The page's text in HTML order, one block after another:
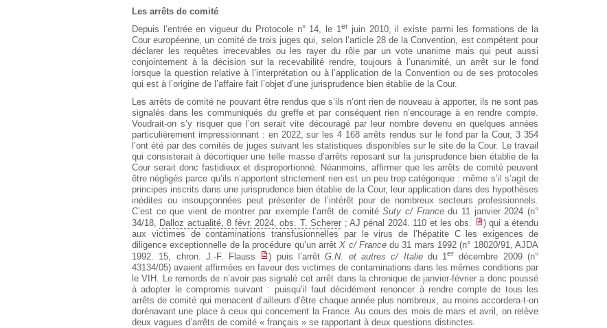
Les arrêts de comité
Depuis l’entrée en vigueur du Protocole n° 14, le 1 er juin 2010, il existe parmi les formations de la
Cour européenne, un comité de trois juges qui, selon l’article 28 de la Convention, est compétent pour
déclarer les requêtes irrecevables ou les rayer du rôle par un vote unanime mais qui peut aussi
conjointement à la décision sur la recevabilité rendre, toujours à l’unanimité, un arrêt sur le fond
lorsque la question relative à l’interprétation ou à l’application de la Convention ou de ses protocoles
qui est à l’origine de l’affaire fait l’objet d’une jurisprudence bien établie de la Cour.
Les arrêts de comité ne pouvant être rendus que s’ils n’ont rien de nouveau à apporter, ils ne sont pas
signalés dans les communiqués du greffe et par conséquent rien n’encourage à en rendre compte.
Voudrait-on s’y risquer que l’on serait vite découragé par leur nombre devenu en quelques années
particulièrement impressionnant : en 2022, sur les 4 168 arrêts rendus sur le fond par la Cour, 3 354
l’ont été par des comités de juges suivant les statistiques disponibles sur le site de la Cour. Le travail
qui consisterait à décortiquer une telle masse d’arrêts reposant sur la jurisprudence bien établie de la
Cour serait donc fastidieux et disproportionné. Néanmoins, affirmer que les arrêts de comité peuvent
être négligés parce qu’ils n’apportent strictement rien est un peu trop catégorique : même s’il s’agit de
principes inscrits dans une jurisprudence bien établie de la Cour, leur application dans des hypothèses
inédites ou insoupçonnées peut présenter de l’intérêt pour de nombreux secteurs professionnels.
C’est ce que vient de montrer par exemple l’arrêt de comitéSuty c/ Francedu 11 janvier 2024 (n°
34/18, Dalloz actualité, 8 févr. 2024, obs. T. Scherer ; AJ pénal 2024. 110 et les obs.
) qui a étendu
aux victimes de contaminations transfusionnelles par le virus de l’hépatite C les exigences de
diligence exceptionnelle de la procédure qu’un arrêt X c/ Francedu 31 mars 1992 (n° 18020/91, AJDA
1992. 15, chron. J.-F. Flauss
) puis l’arrêtG.N. et autres c/ Italiedu 1er décembre 2009 (n°
43134/05) avaient affirmées en faveur des victimes de contaminations dans les mêmes conditions par
le VIH. Le remords de n’avoir pas signalé cet arrêt dans la chronique de janvier-février a donc poussé
à adopter le compromis suivant : puisqu’il faut décidément renoncer à rendre compte de tous les
arrêts de comité qui menacent d’ailleurs d’être chaque année plus nombreux, au moins accordera-t-on
dorénavant une place à ceux qui concernent la France. Au cours des mois de mars et avril, on relève
deux vagues d’arrêts de comité « français » se rapportant à deux questions distinctes.